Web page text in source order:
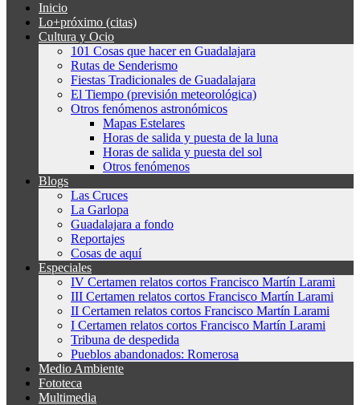
Inicio
Lo+próximo (citas)
Cultura y Ocio
101 Cosas que hacer en Guadalajara
Rutas de Senderismo
Fiestas Tradicionales de Guadalajara
El Tiempo (previsión meteorológica)
Otros fenómenos astronómicos
Mapas Estelares
Horas de salida y puesta de la luna
Horas de salida y puesta del sol
Otros fenómenos
Blogs
Las Cruces
La Garlopa
Guadalajara a fondo
Reportajes
Cosas de aquí
Especiales
IV Certamen relatos cortos Francisco Martín Larami
III Certamen relatos cortos Francisco Martín Larami
II Certamen relatos cortos Francisco Martín Larami
I Certamen relatos cortos Francisco Martín Larami
Tribuna de despedida
Pueblos abandonados: Romerosa
Medio Ambiente
Fototeca
Multimedia